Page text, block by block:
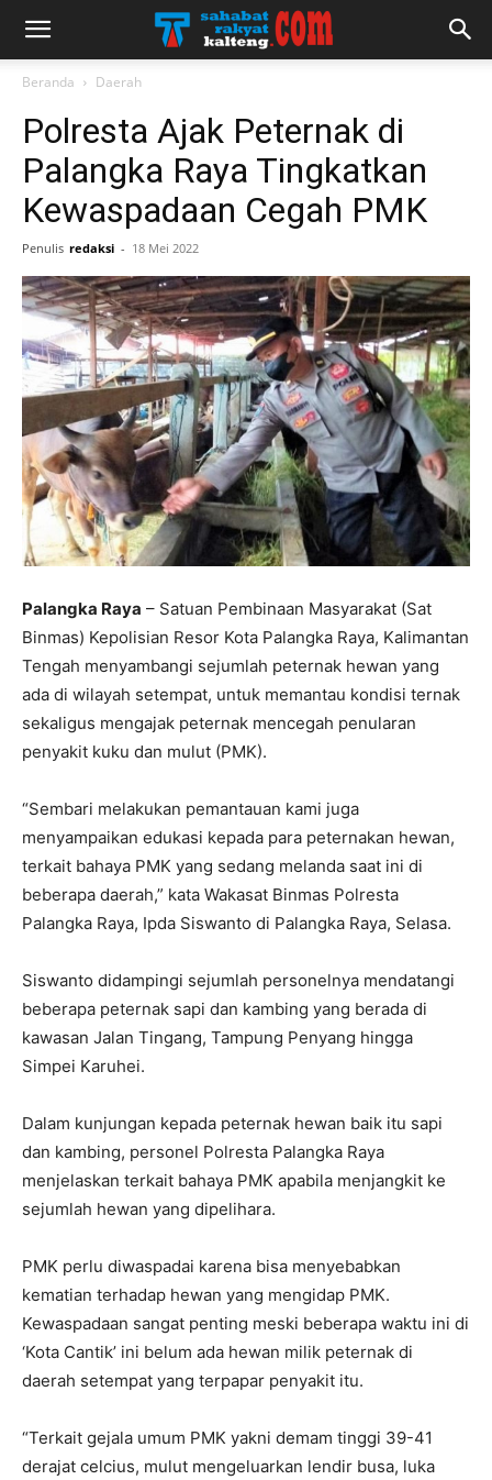
Beranda Daerah
Polresta Ajak Peternak di
Palangka Raya Tingkatkan
Kewaspadaan Cegah PMK
Penulis redaksi - 18 Mei 2022
Palangka Raya – Satuan Pembinaan Masyarakat (Sat
Binmas) Kepolisian Resor Kota Palangka Raya, Kalimantan
Tengah menyambangi sejumlah peternak hewan yang
ada di wilayah setempat, untuk memantau kondisi ternak
sekaligus mengajak peternak mencegah penularan
penyakit kuku dan mulut (PMK).
“Sembari melakukan pemantauan kami juga
menyampaikan edukasi kepada para peternakan hewan,
terkait bahaya PMK yang sedang melanda saat ini di
beberapa daerah,” kata Wakasat Binmas Polresta
Palangka Raya, Ipda Siswanto di Palangka Raya, Selasa.
Siswanto didampingi sejumlah personelnya mendatangi
beberapa peternak sapi dan kambing yang berada di
kawasan Jalan Tingang, Tampung Penyang hingga
Simpei Karuhei.
Dalam kunjungan kepada peternak hewan baik itu sapi
dan kambing, personel Polresta Palangka Raya
menjelaskan terkait bahaya PMK apabila menjangkit ke
sejumlah hewan yang dipelihara.
PMK perlu diwaspadai karena bisa menyebabkan
kematian terhadap hewan yang mengidap PMK.
Kewaspadaan sangat penting meski beberapa waktu ini di
‘Kota Cantik’ ini belum ada hewan milik peternak di
daerah setempat yang terpapar penyakit itu.
“Terkait gejala umum PMK yakni demam tinggi 39-41
derajat celcius, mulut mengeluarkan lendir busa, luka